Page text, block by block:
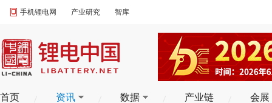
手机锂电网 产业研究 智库
首页 资讯 数据 产业链 会展